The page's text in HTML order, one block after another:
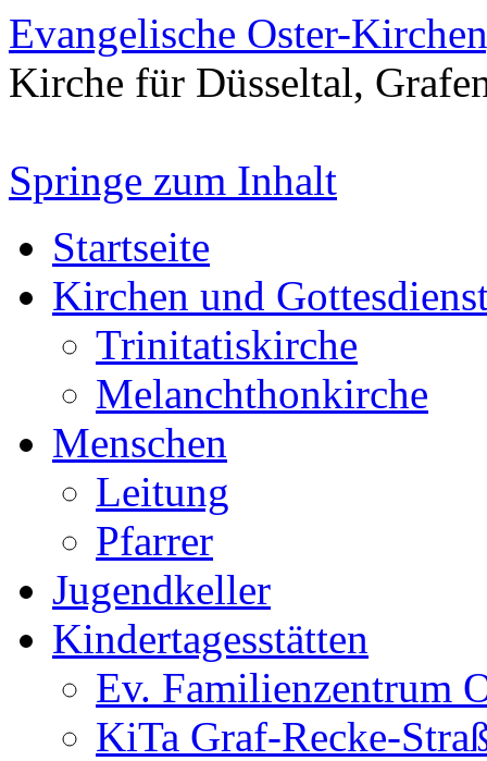
Evangelische Oster-
Kirche für Düsseltal,
Springe zum Inhalt
Startseite
Kirchen und
Trinitatiskirche
Melanchthonkirche
Menschen
Leitung
Pfarrer
Jugendkeller
Kindertagesstätten
Ev. Familienzentrum
KiTa Graf-Recke-